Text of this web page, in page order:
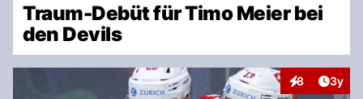
Traum-Debüt für Timo Meier bei
den Devils
8
Interaktionen
3y